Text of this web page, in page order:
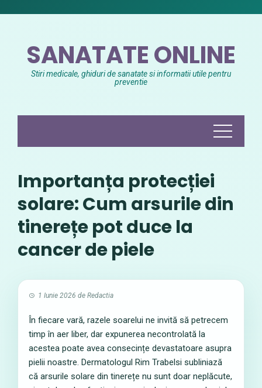
SANATATE ONLINE
Stiri medicale, ghiduri de sanatate si informatii utile pentru
preventie
Importanța protecției
solare: Cum arsurile din
tinerețe pot duce la
cancer de piele
1 Iunie 2026 de Redactia
În fiecare vară, razele soarelui ne invită să petrecem
timp în aer liber, dar expunerea necontrolată la
acestea poate avea consecințe devastatoare asupra
pielii noastre. Dermatologul Rim Trabelsi subliniază
că arsurile solare din tinerețe nu sunt doar neplăcute,